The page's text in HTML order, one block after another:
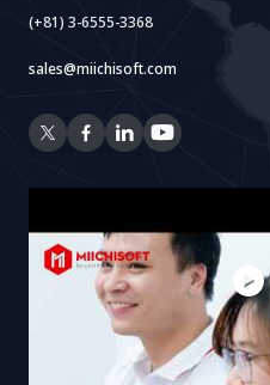
(+81) 3-6555-3368
sales@miichisoft.com